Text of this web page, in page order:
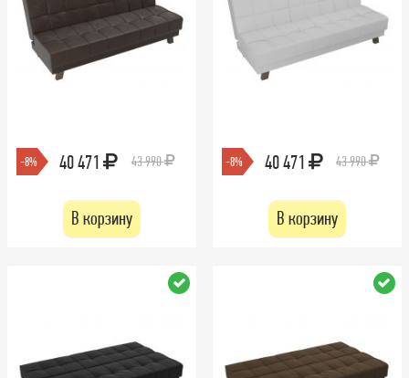
-8% 40 471 43 990
В корзину
-8% 40 471 43 990
В корзину